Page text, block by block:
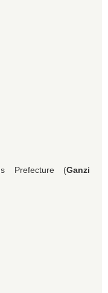
Prefecture (Ganzi